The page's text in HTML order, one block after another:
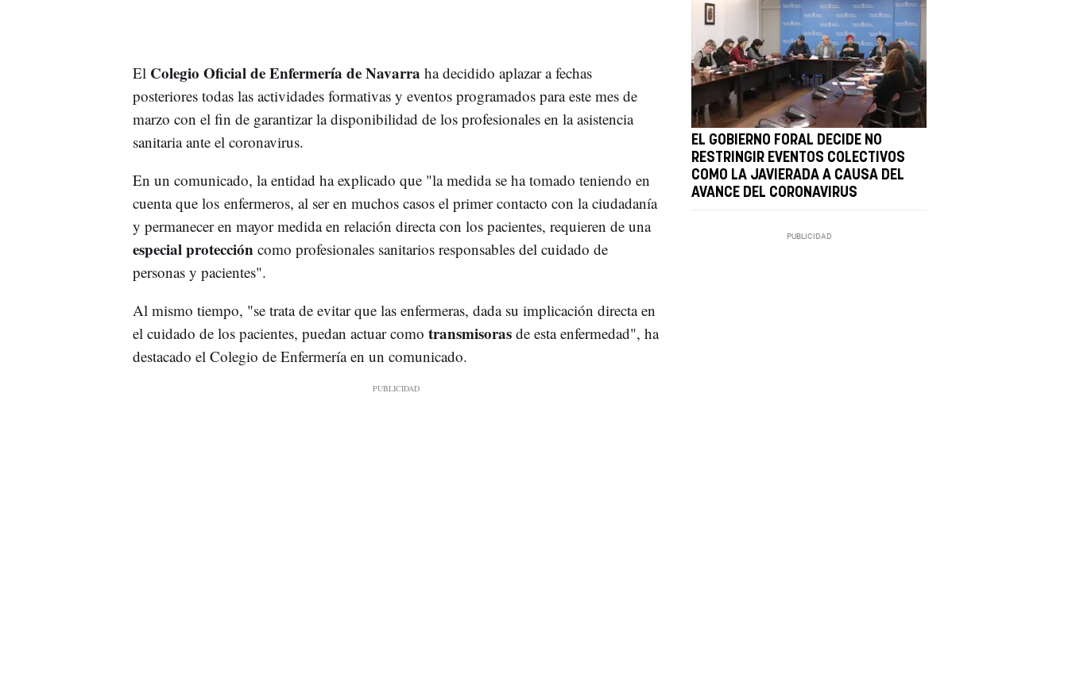
El Colegio Oficial de Enfermería de Navarra ha decidido aplazar a fechas
posteriores todas las actividades formativas y eventos programados para este mes de
marzo con el fin de garantizar la disponibilidad de los profesionales en la asistencia
sanitaria ante el coronavirus.
En un comunicado, la entidad ha explicado que "la medida se ha tomado teniendo en
cuenta que los enfermeros, al ser en muchos casos el primer contacto con la ciudadanía
y permanecer en mayor medida en relación directa con los pacientes, requieren de una
especial protección como profesionales sanitarios responsables del cuidado de
personas y pacientes".
Al mismo tiempo, "se trata de evitar que las enfermeras, dada su implicación directa en
el cuidado de los pacientes, puedan actuar como transmisorasde esta enfermedad", ha
destacado el Colegio de Enfermería en un comunicado.
EL GOBIERNO FORAL DECIDE NO
RESTRINGIR EVENTOS COLECTIVOS
COMO LA JAVIERADA A CAUSA DEL
AVANCE DEL CORONAVIRUS